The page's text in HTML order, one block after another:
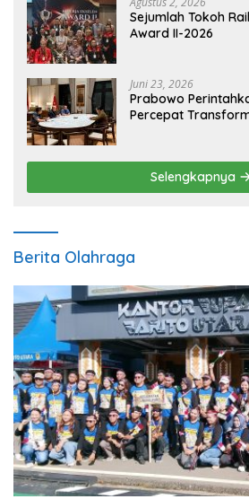
Sejumlah Tokoh
Award II-2026
Juni 23, 2026
Prabowo
Percepat
Selengkapnya
Berita Olahraga